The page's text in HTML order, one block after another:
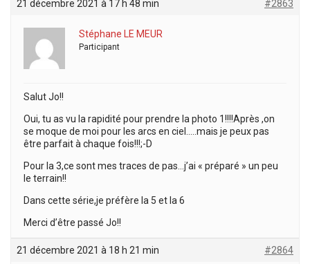
21 décembre 2021 à 17 h 48 min #2863
Stéphane LE MEUR
Participant
Salut Jo!!
Oui, tu as vu la rapidité pour prendre la photo 1!!!!Après ,on
se moque de moi pour les arcs en ciel…..mais je peux pas
être parfait à chaque fois!!!;-D
Pour la 3,ce sont mes traces de pas…j’ai « préparé » un peu
le terrain!!
Dans cette série,je préfère la 5 et la 6
Merci d’être passé Jo!!
21 décembre 2021 à 18 h 21 min #2864